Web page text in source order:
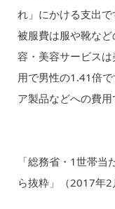
れ」にかける支出で
被服費は服や靴な
容・美容サービス
用で男性の1.41倍
ア製品などへの費用
「総務省・1世帯
ら抜粋」（2017年2